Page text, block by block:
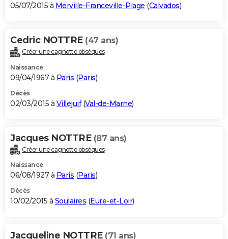
05/07/2015 à Merville-Franceville-Plage (Calvados)
Cedric NOTTRE (47 ans)
Créer une cagnotte obsèques
Naissance
09/04/1967 à Paris (Paris)
Décès
02/03/2015 à Villejuif(Val-de-Marne)
Jacques NOTTRE (87 ans)
Créer une cagnotte obsèques
Naissance
06/08/1927 à Paris (Paris)
Décès
10/02/2015 à Soulaires (Eure-et-Loir)
Jacqueline NOTTRE (71 ans)